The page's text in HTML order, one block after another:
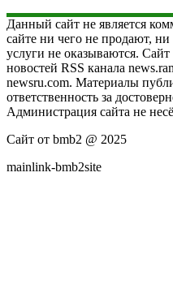
Данный сайт не является
сайте ни чего не продают,
услуги не оказываются. Сайт
новостей RSS канала
newsru.com. Материалы
ответственность за
Администрация сайта не
Сайт от bmb2 @ 2025
mainlink-bmb2site